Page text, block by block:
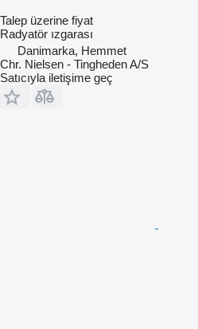
Talep üzerine fiyat
Radyatör ızgarası
Danimarka, Hemmet
Chr. Nielsen - Tingheden A/S
Satıcıyla iletişime geç